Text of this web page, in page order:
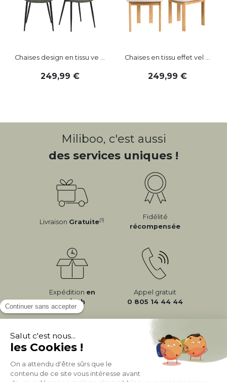
Chaises design en tissu ve ...
249,99
Chaises en tissu effet vel ...
249,99
Miliboo, c'est aussi
des services uniques !
Livraison Gratuite(1)
Fidélité
récompensée
Expédition en
24/72h
Appel gratuit
0 805 14 44 44
À PROPOS DE MILIBOO